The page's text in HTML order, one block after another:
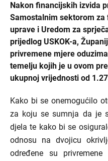
Nakon financijskih izvida
Samostalnim sektorom
uprave i Uredom za
prijedlog USKOK-a,
privremene mjere
temelju kojih je u ovom
ukupnoj vrijednosti od
Kako bi se onemogućilo
za koju se sumnja da je
djela te kako bi se
odnosu na dvojicu
određene su